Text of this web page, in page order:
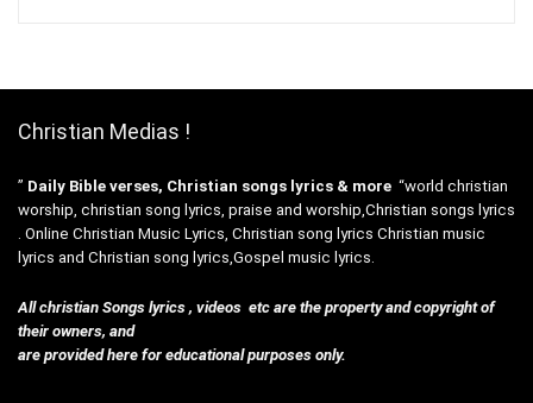
Christian Medias !
” Daily Bible verses, Christian songs lyrics & more “world christian
worship, christian song lyrics, praise and worship,Christian songs lyrics
. Online Christian Music Lyrics, Christian song lyrics Christian music
lyrics and Christian song lyrics,Gospel music lyrics.
All christian Songs lyrics , videos etc are the property and copyright of
their owners, and
are provided here for educational purposes only.